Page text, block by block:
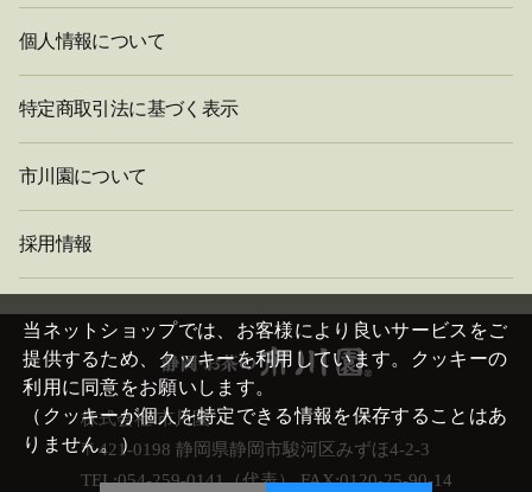
個人情報について
特定商取引法に基づく表示
市川園について
採用情報
株式会社 市川園
〒421-0198 静岡県静岡市駿河区みずほ4-2-3
TEL:054-259-0141（代表） FAX:0120-25-90-14
当ネットショップでは、お客様により良いサービスをご
提供するため、クッキーを利用しています。クッキーの
利用に同意をお願いします。
（クッキーが個人を特定できる情報を保存することはあ
りません。）
閉
じ
る